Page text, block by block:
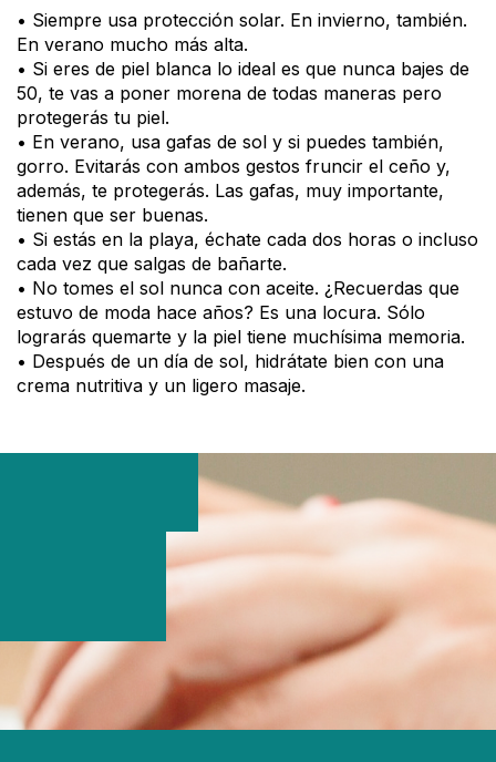
• Siempre usa protección solar. En invierno, también.
En verano mucho más alta.
• Si eres de piel blanca lo ideal es que nunca bajes de
50, te vas a poner morena de todas maneras pero
protegerás tu piel.
• En verano, usa gafas de sol y si puedes también,
gorro. Evitarás con ambos gestos fruncir el ceño y,
además, te protegerás. Las gafas, muy importante,
tienen que ser buenas.
• Si estás en la playa, échate cada dos horas o incluso
cada vez que salgas de bañarte.
• No tomes el sol nunca con aceite. ¿Recuerdas que
estuvo de moda hace años? Es una locura. Sólo
lograrás quemarte y la piel tiene muchísima memoria.
• Después de un día de sol, hidrátate bien con una
crema nutritiva y un ligero masaje.